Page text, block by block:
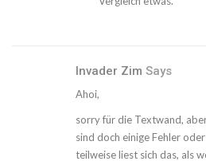
Invader Zim Says
Ahoi,
sorry für die Textwand,
sind doch einige Fehler
teilweise liest sich das, als